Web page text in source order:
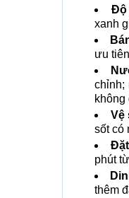
Độ
xanh
ưu
chỉnh;
không
Vệ
sốt có
phút
thêm